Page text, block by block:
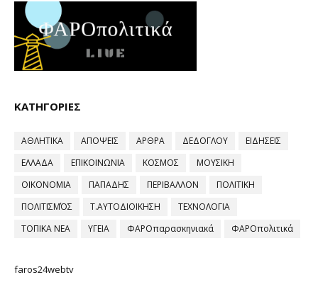
ΚΑΤΗΓΟΡΙΕΣ
ΑΘΛΗΤΙΚΑ ΑΠΟΨΕΙΣ ΑΡΘΡΑ ΔΕΔΟΓΛΟΥ
ΕΙΔΗΣΕΙΣ
ΕΛΛΑΔΑ
ΕΠΙΚΟΙΝΩΝΙΑ ΚΟΣΜΟΣ
ΜΟΥΣΙΚΗ
ΟΙΚΟΝΟΜΙΑ
ΠΑΠΑΔΗΣ ΠΕΡΙΒΑΛΛΟΝ
ΠΟΛΙΤΙΚΗ
ΠΟΛΙΤΙΣΜΌΣ
Τ.ΑΥΤΟΔΙΟΙΚΗΣΗ
ΤΕΧΝΟΛΟΓΙΑ
ΤΟΠΙΚΑ ΝΕΑ
ΥΓΕΙΑ ΦΑΡΟπαρασκηνιακά ΦΑΡΟπολιτικά
faros24webtv